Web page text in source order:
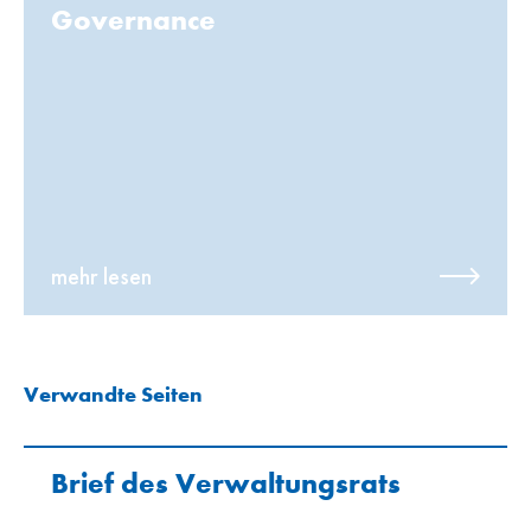
Governance
mehr lesen
Verwandte Seiten
Brief des Verwaltungs­rats